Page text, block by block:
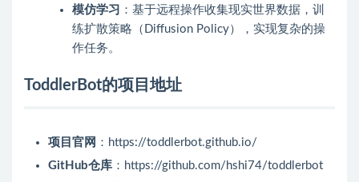
模仿学习 ：基于远程操作收集现实世界数据，训
练扩散策略（Diffusion Policy），实现复杂的操
作任务。
ToddlerBot的项目地址
项目官网 ：https://toddlerbot.github.io/
GitHub仓库 ：https://github.com/hshi74/toddlerbot